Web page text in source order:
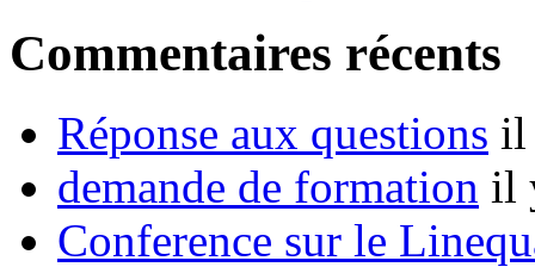
Commentaires récents
Réponse aux questions il
demande de formation il
Conference sur le